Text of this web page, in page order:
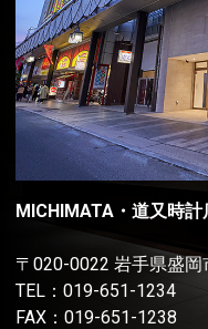
MICHIMATA・道又時計
〒020-0022 岩手県盛
TEL： 019-651-1234
FAX：019-651-1238